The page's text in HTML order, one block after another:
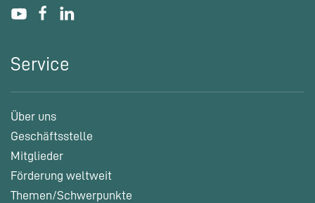
Service
Über uns
Geschäftsstelle
Mitglieder
Förderung weltweit
Themen/Schwerpunkte